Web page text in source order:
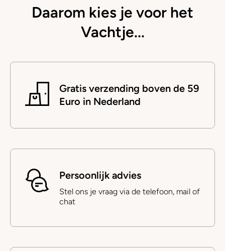
Daarom kies je voor het
Vachtje...
Gratis verzending boven de 59
Euro in Nederland
Persoonlijk advies
Stel ons je vraag via de telefoon, mail of
chat